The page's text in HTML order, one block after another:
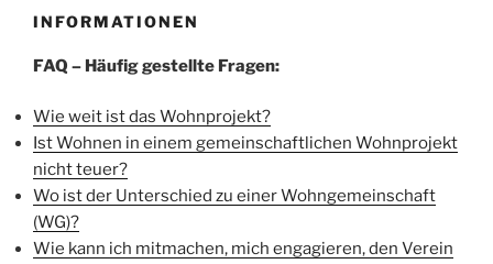
INFORMATIONEN
FAQ – Häufig gestellte Fragen:
Wie weit ist das Wohnprojekt?
Ist Wohnen in einem gemeinschaftlichen Wohnprojekt
nicht teuer?
Wo ist der Unterschied zu einer Wohngemeinschaft
(WG)?
Wie kann ich mitmachen, mich engagieren, den Verein